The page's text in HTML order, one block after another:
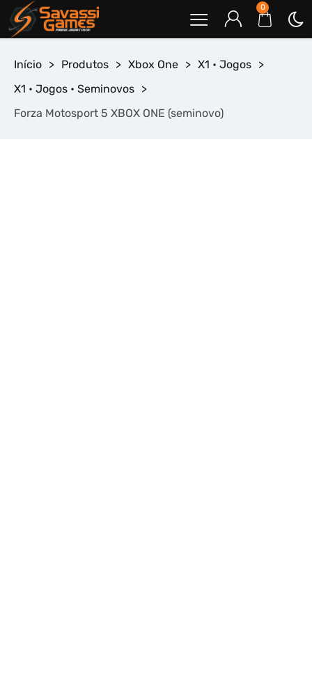
0
Início > Produtos > Xbox One > X1 • Jogos >
X1 • Jogos • Seminovos >
Forza Motosport 5 XBOX ONE (seminovo)